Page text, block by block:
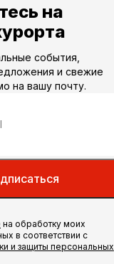
на
события,
и свежие
на вашу почту.
на обработку моих
в соответствии с
и защиты персональных